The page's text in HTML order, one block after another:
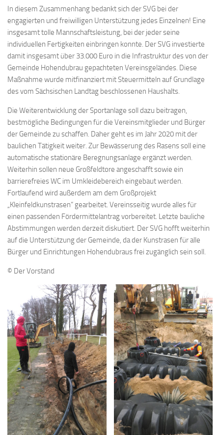
In diesem Zusammenhang bedankt sich der SVG bei der
engagierten und freiwilligen Unterstützung jedes Einzelnen! Eine
insgesamt tolle Mannschaftsleistung, bei der jeder seine
individuellen Fertigkeiten einbringen konnte. Der SVG investierte
damit insgesamt über 33.000 Euro in die Infrastruktur des von der
Gemeinde Hohendubrau gepachteten Vereinsgeländes. Diese
Maßnahme wurde mitfinanziert mit Steuermitteln auf Grundlage
des vom Sächsischen Landtag beschlossenen Haushalts.
Die Weiterentwicklung der Sportanlage soll dazu beitragen,
bestmögliche Bedingungen für die Vereinsmitglieder und Bürger
der Gemeinde zu schaffen. Daher geht es im Jahr 2020 mit der
baulichen Tätigkeit weiter. Zur Bewässerung des Rasens soll eine
automatische stationäre Beregnungsanlage ergänzt werden.
Weiterhin sollen neue Großfeldtore angeschafft sowie ein
barrierefreies WC im Umkleidebereich eingebaut werden.
Fortlaufend wird außerdem am dem Großprojekt
„Kleinfeldkunstrasen“ gearbeitet. Vereinsseitig wurde alles für
einen passenden Fördermittelantrag vorbereitet. Letzte bauliche
Abstimmungen werden derzeit diskutiert. Der SVG hofft weiterhin
auf die Unterstützung der Gemeinde, da der Kunstrasen für alle
Bürger und Einrichtungen Hohendubraus frei zugänglich sein soll.
© Der Vorstand